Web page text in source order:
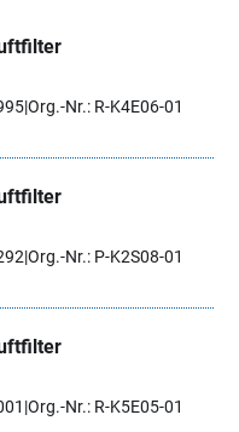
Org.-Nr.: R-K4E06-01
Org.-Nr.: P-K2S08-01
Org.-Nr.: R-K5E05-01